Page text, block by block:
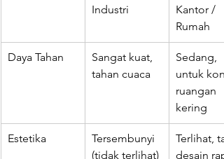
Industri
Kantor /
Rumah
Daya Tahan
Sangat kuat,
tahan cuaca
Sedang,
untuk
ruangan
kering
Estetika
Tersembunyi
(tidak terlihat)
Terlihat,
desain